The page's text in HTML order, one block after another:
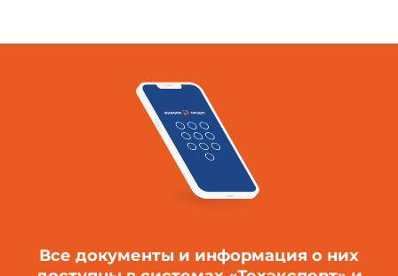
Все документы и информация о них